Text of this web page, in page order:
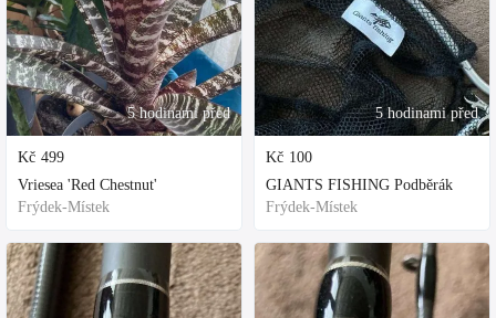
5 hodinami před
Kč 499
Vriesea 'Red Chestnut'
Frýdek-Místek
5 hodinami před
Kč 100
GIANTS FISHING Podběrák
Frýdek-Místek